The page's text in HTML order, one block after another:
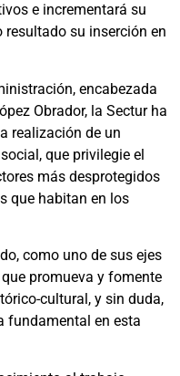
e incrementará su
su inserción en
encabezada
Obrador, la Sectur ha
realización de un
que privilegie el
más desprotegidos
que habitan en los
como uno de sus ejes
promueva y fomente
cultural, y sin duda,
fundamental en esta